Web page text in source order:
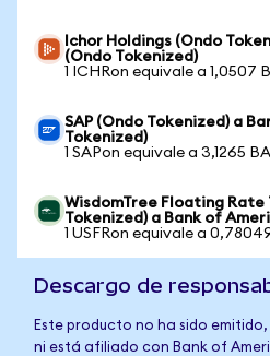
Ichor Holdings (Ondo
(Ondo Tokenized)
1 ICHRon equivale a 1,0507
SAP (Ondo Tokenized) a
Tokenized)
1 SAPon equivale a 3,1265
WisdomTree Floating Rate
Tokenized) a Bank of
1 USFRon equivale a
Descargo de
Este producto no ha sido
ni está afiliado con Bank of